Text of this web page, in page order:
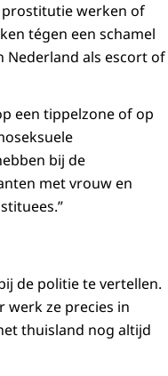
prostitutie werken of
tégen een schamel
Nederland als escort of
een tippelzone of op
bij de
met vrouw en
de politie te vertellen.
werk ze precies in
thuisland nog altijd